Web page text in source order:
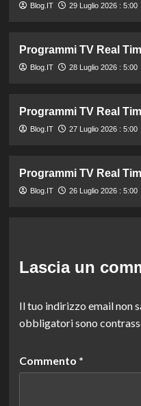
Blog.IT 29 Luglio 2026 : 5:00
Programmi TV Real
Blog.IT 28 Luglio 2026 : 5:00
Programmi TV Real
Blog.IT 27 Luglio 2026 : 5:00
Programmi TV Real
Blog.IT 26 Luglio 2026 : 5:00
Lascia un
Il tuo indirizzo email non
obbligatori sono
Commento *